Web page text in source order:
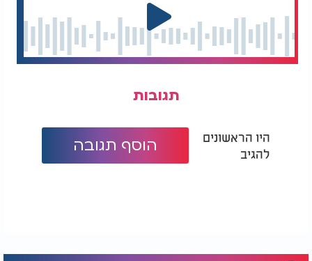
תגובות
היו הראשונים
להגיב
הוסף תגובה